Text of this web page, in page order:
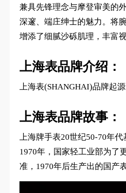
兼具先锋理念与摩登审美的
深邃、端庄绅士的魅力。将
增添了细腻沙砾肌理，丰富
上海表品牌介绍：
上海表(SHANGHAI)品牌起
上海表品牌故事：
上海牌手表20世纪50-70年
1970年，国家轻工业部为了
准，1970年后生产出的国产